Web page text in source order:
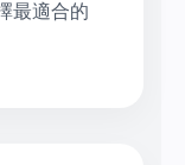
最適合的